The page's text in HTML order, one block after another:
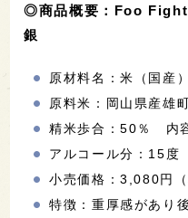
◎商品概要：Foo
銀
原材料名：米（国産
原料米：岡山県産雄
精米歩合：50％ 内
アルコール分：15度
小売価格：3,080円（
特徴：重厚感があり